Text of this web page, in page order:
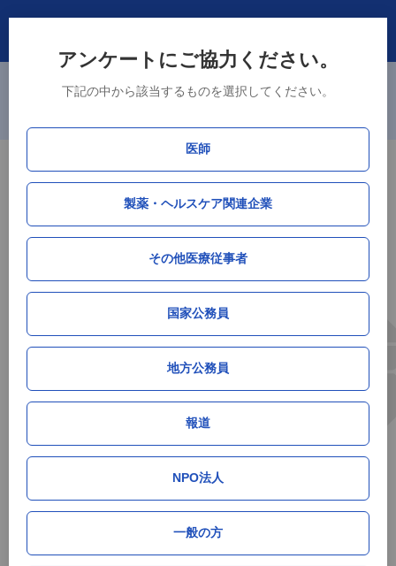
アンケートにご協力ください。
下記の中から該当するものを選択してください。
医師
製薬・ヘルスケア関連企業
その他医療従事者
国家公務員
地方公務員
報道
NPO法人
一般の方
庁所在地である津市、山口市、徳島市、佐賀市の4市を追加しました。
厚生労働省データ連携
HPV（子宮頸がん）ワクチン接種率データ
福島県
サマリー（全世代）
単月接種率
2026年5月 20位
2026年6月 22.6% 0.6% 216人 21位
サマリー（高校一年生相当）